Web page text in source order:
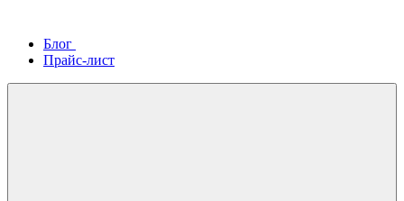
Блог
Прайс-лист